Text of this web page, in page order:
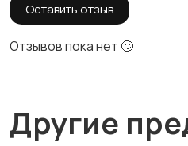
Оставить отзыв
Отзывов пока нет 🥴
Другие